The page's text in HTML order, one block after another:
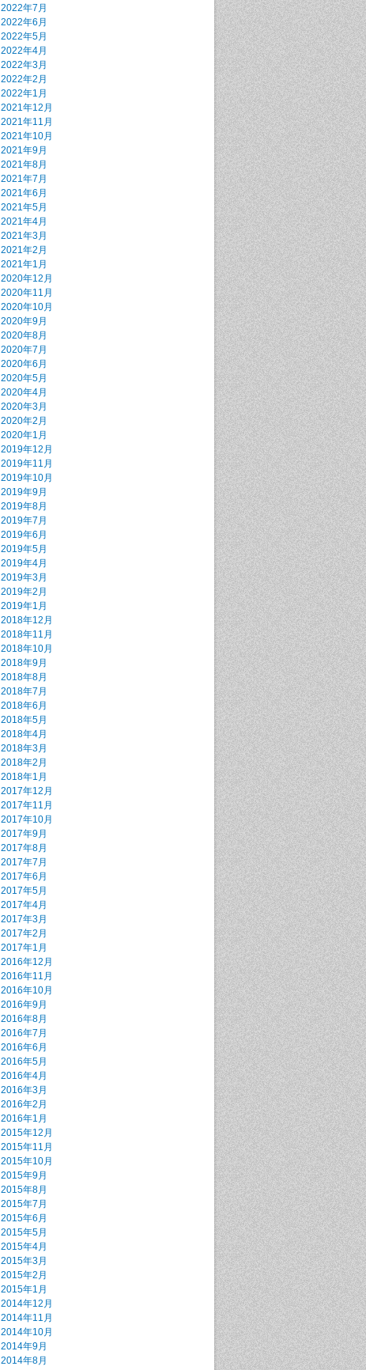
2022年7月
2022年6月
2022年5月
2022年4月
2022年3月
2022年2月
2022年1月
2021年12月
2021年11月
2021年10月
2021年9月
2021年8月
2021年7月
2021年6月
2021年5月
2021年4月
2021年3月
2021年2月
2021年1月
2020年12月
2020年11月
2020年10月
2020年9月
2020年8月
2020年7月
2020年6月
2020年5月
2020年4月
2020年3月
2020年2月
2020年1月
2019年12月
2019年11月
2019年10月
2019年9月
2019年8月
2019年7月
2019年6月
2019年5月
2019年4月
2019年3月
2019年2月
2019年1月
2018年12月
2018年11月
2018年10月
2018年9月
2018年8月
2018年7月
2018年6月
2018年5月
2018年4月
2018年3月
2018年2月
2018年1月
2017年12月
2017年11月
2017年10月
2017年9月
2017年8月
2017年7月
2017年6月
2017年5月
2017年4月
2017年3月
2017年2月
2017年1月
2016年12月
2016年11月
2016年10月
2016年9月
2016年8月
2016年7月
2016年6月
2016年5月
2016年4月
2016年3月
2016年2月
2016年1月
2015年12月
2015年11月
2015年10月
2015年9月
2015年8月
2015年7月
2015年6月
2015年5月
2015年4月
2015年3月
2015年2月
2015年1月
2014年12月
2014年11月
2014年10月
2014年9月
2014年8月